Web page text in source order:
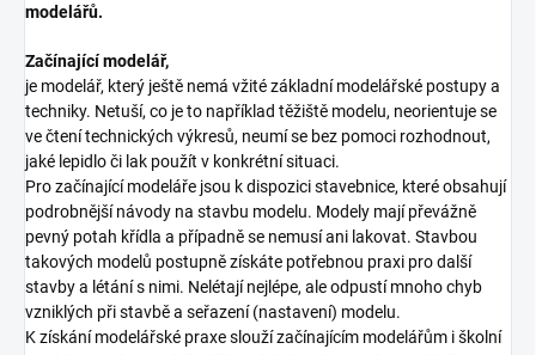
modelářů.
Začínající modelář,
je modelář, který ještě nemá vžité základní modelářské postupy a
techniky. Netuší, co je to například těžiště modelu, neorientuje se
ve čtení technických výkresů, neumí se bez pomoci rozhodnout,
jaké lepidlo či lak použít v konkrétní situaci.
Pro začínající modeláře jsou k dispozici stavebnice, které obsahují
podrobnější návody na stavbu modelu. Modely mají převážně
pevný potah křídla a případně se nemusí ani lakovat. Stavbou
takových modelů postupně získáte potřebnou praxi pro další
stavby a létání s nimi. Nelétají nejlépe, ale odpustí mnoho chyb
vzniklých při stavbě a seřazení (nastavení) modelu.
K získání modelářské praxe slouží začínajícím modelářům i školní